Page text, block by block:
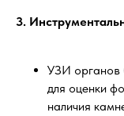
3.
УЗИ органов
для оценки
наличия